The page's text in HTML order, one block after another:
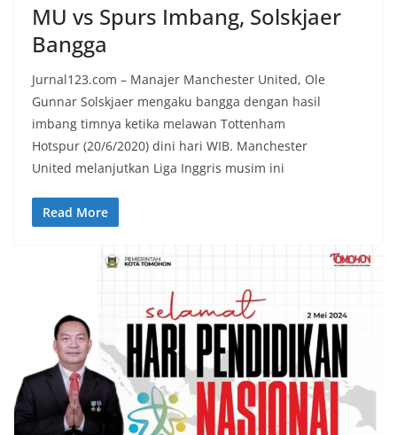
MU vs Spurs Imbang, Solskjaer
Bangga
Jurnal123.com – Manajer Manchester United, Ole
Gunnar Solskjaer mengaku bangga dengan hasil
imbang timnya ketika melawan Tottenham
Hotspur (20/6/2020) dini hari WIB. Manchester
United melanjutkan Liga Inggris musim ini
Read More